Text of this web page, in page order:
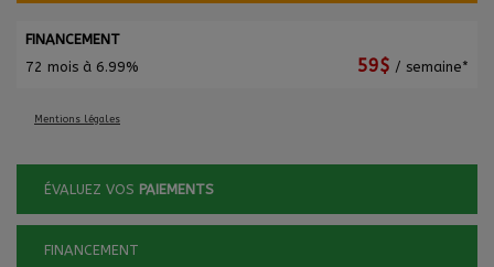
FINANCEMENT
72 mois à 6.99%
59$ / semaine*
Mentions légales
ÉVALUEZ VOS PAIEMENTS
FINANCEMENT